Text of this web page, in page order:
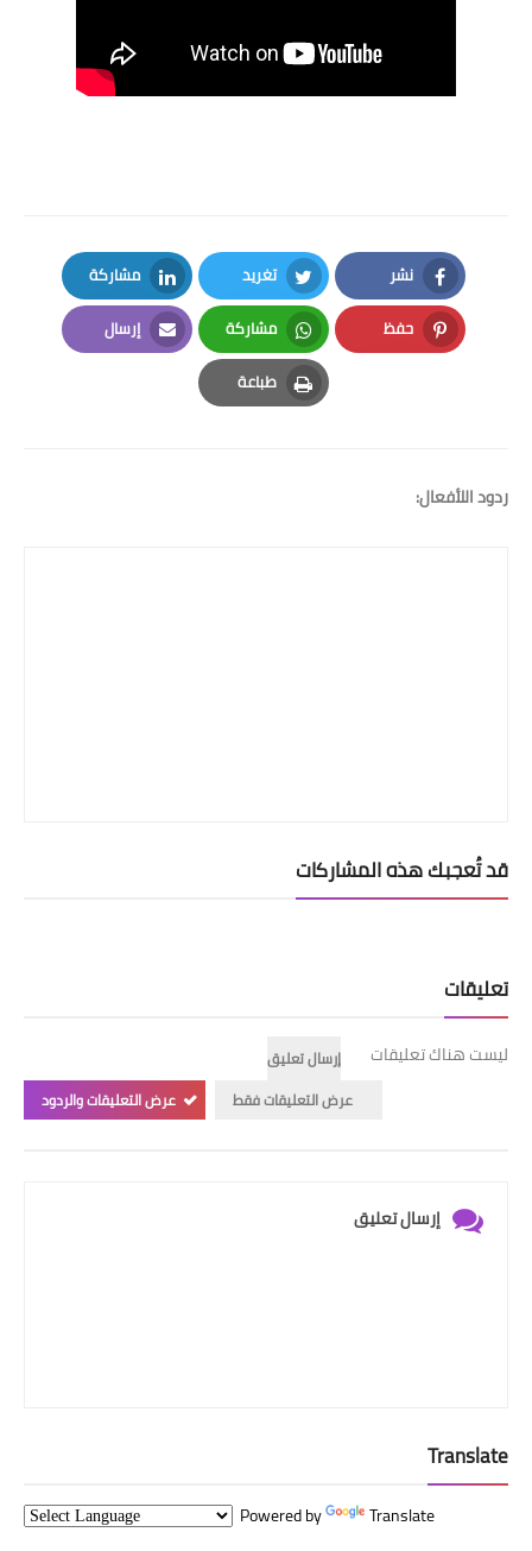
نشر
Facebook
تغريد
Twitter
مشاركة
LinkedIn
حفظ
Pinterest
مشاركة
Whatsapp
إرسال
Email
طباعة
Print
ردود اللأفعال:
قد تُعجبك هذه المشاركات
تعليقات
ليست هناك تعليقات
إرسال تعليق
عرض التعليقات فقط
عرض التعليقات والردود
إرسال تعليق
Translate
Powered by Translate